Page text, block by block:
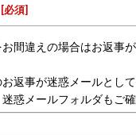
[必須]
お間違えの場合はお返事
返事が迷惑メールとし
惑メールフォルダもご確